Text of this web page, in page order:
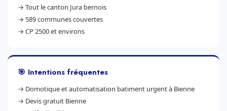
→ Tout le canton Jura bernois
→ 589 communes couvertes
→ CP 2500 et environs
🎯 Intentions fréquentes
→ Domotique et automatisation batiment urgent à Bienne
→ Devis gratuit Bienne